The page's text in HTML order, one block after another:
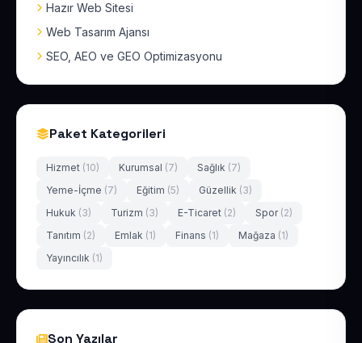
Hazır Web Sitesi
Web Tasarım Ajansı
SEO, AEO ve GEO Optimizasyonu
Paket Kategorileri
Hizmet (10) Kurumsal (7) Sağlık (7)
Yeme-İçme (7) Eğitim (5) Güzellik (3)
Hukuk (3) Turizm (3) E-Ticaret (2) Spor (2)
Tanıtım (2) Emlak (1) Finans (1) Mağaza (1)
Yayıncılık (1)
Son Yazılar